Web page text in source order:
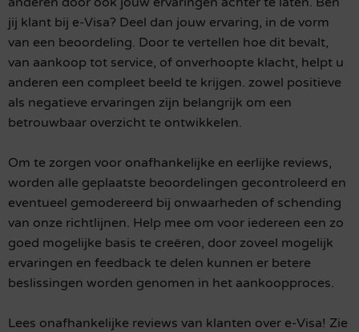
jij klant bij e-Visa? Deel dan jouw ervaring, in de vorm
van een beoordeling. Door te vertellen hoe dit bevalt,
van aankoop tot service, of onverhoopte klacht, helpt u
anderen een compleet beeld te krijgen. zowel positieve
als negatieve ervaringen zijn belangrijk om een
betrouwbaar overzicht te ontwikkelen.
Om te zorgen voor onafhankelijke en eerlijke reviews,
worden alle geplaatste beoordelingen gecontroleerd en
eventueel gemodereerd bij onwaarheden of schending
van onze richtlijnen. Help mee om voor iedereen een zo
goed mogelijke basis te creëren, door zoveel mogelijk
ervaringen en feedback te delen kunnen er betere
beslissingen worden genomen in het aankoopproces.
Lees onafhankelijke reviews van klanten over e-Visa! Zie